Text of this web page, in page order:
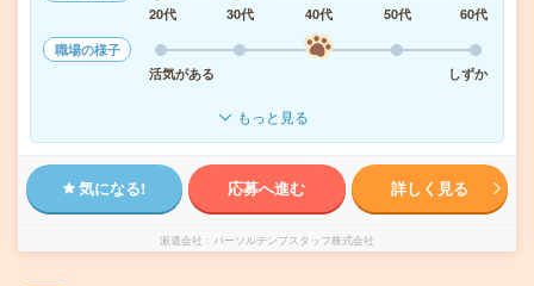
20代
30代 40代 50代
60代
職場の様子
活気がある
しずか
もっと見る
気になる! 応募へ進む 詳しく見る
派遣会社 パーソルテンプスタッフ株式会社